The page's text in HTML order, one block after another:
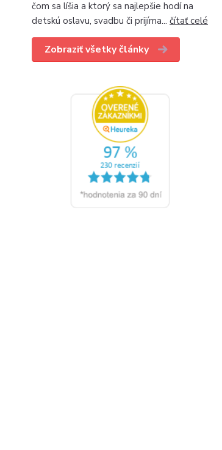
čom sa líšia a ktorý sa najlepšie hodí na
detskú oslavu, svadbu či prijíma... čítať celé
Zobraziť všetky články